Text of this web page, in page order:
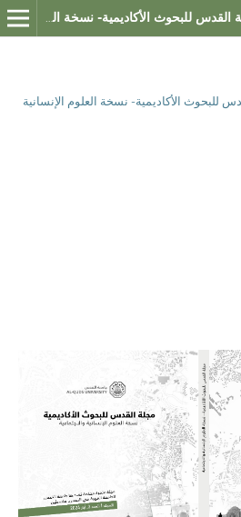
مجلة القدس للبحوث الأكاديمية- نسخة العلوم الإنسانية